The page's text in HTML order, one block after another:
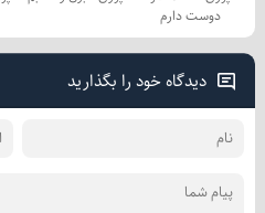
دوست دارم
دیدگاه خود را بگذارید